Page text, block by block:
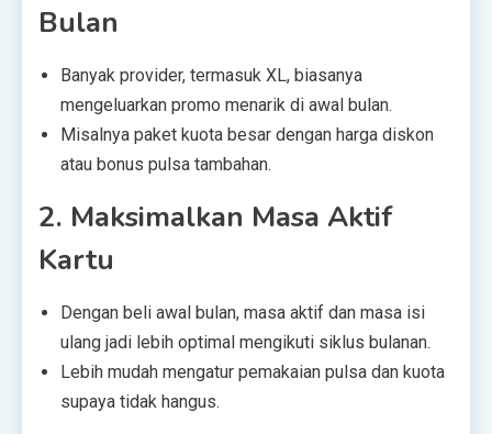
Bulan
Banyak provider, termasuk XL, biasanya
mengeluarkan promo menarik di awal bulan.
Misalnya paket kuota besar dengan harga diskon
atau bonus pulsa tambahan.
2. Maksimalkan Masa Aktif
Kartu
Dengan beli awal bulan, masa aktif dan masa isi
ulang jadi lebih optimal mengikuti siklus bulanan.
Lebih mudah mengatur pemakaian pulsa dan kuota
supaya tidak hangus.